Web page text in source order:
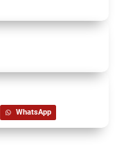
WhatsApp